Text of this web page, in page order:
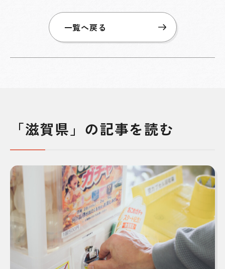
一覧へ戻る
「滋賀県」の記事を読む